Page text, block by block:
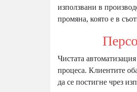
използвани в
промяна, която е в
Чистата
процеса. Клиентите
да се постигне чрез